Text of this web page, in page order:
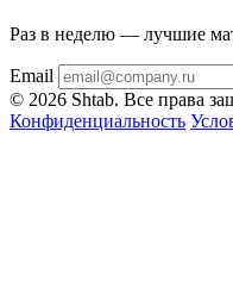
Раз в неделю — лучшие
Email
© 2026 Shtab. Все права
Конфиденциальность